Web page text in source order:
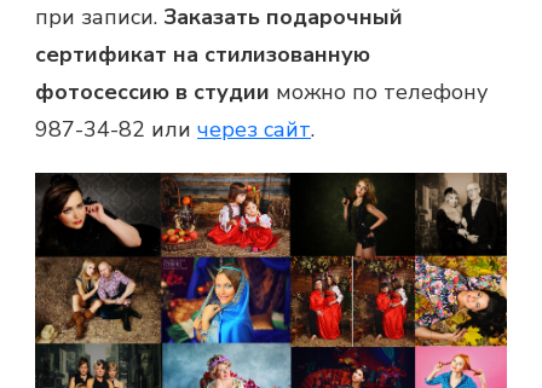
при записи. Заказать подарочный
сертификат на стилизованную
фотосессию в студии можно по телефону
987-34-82 или через сайт.